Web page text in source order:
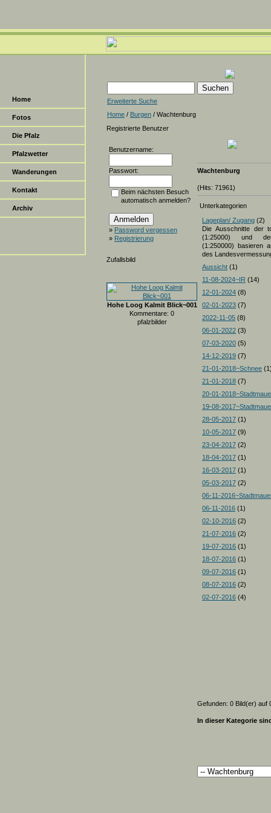
Home
Fotos
Die Pfalz
Pfalzwetter
Wanderungen
Kontakt
Archiv
Erweiterte Suche
Home / Burgen / Wachtenburg
Registrierte Benutzer
Benutzername:
Passwort:
Beim nächsten Besuch
automatisch anmelden?
» Password vergessen
» Registrierung
Zufallsbild
Hohe Loog Kalmit Blick~001
Kommentare: 0
pfalzbilder
Wachtenburg
(Hits: 71961)
Unterkategorien
Lageplan/ Zugang (2)
Die Ausschnitte der
(1:25000) und
(1:250000) basieren
des
Aussicht (1)
11-08-2024~IR (14)
12-01-2024 (8)
02-01-2023 (7)
2022-11-05 (8)
06-01-2022 (3)
07-03-2020 (5)
14-12-2019 (7)
21-01-2018~Schnee
21-01-2018 (7)
20-01-
19-08-
28-05-2017 (1)
10-05-2017 (9)
23-04-2017 (2)
18-04-2017 (1)
16-03-2017 (1)
05-03-2017 (2)
06-11-
06-11-2016 (1)
02-10-2016 (2)
21-07-2016 (2)
19-07-2016 (1)
18-07-2016 (1)
09-07-2016 (1)
08-07-2016 (2)
02-07-2016 (4)
Gefunden: 0 Bild(er) auf
In dieser Kategorie